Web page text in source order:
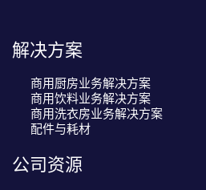
解决方案
商用厨房业务解决方案
商用饮料业务解决方案
商用洗衣房业务解决方案
配件与耗材
公司资源